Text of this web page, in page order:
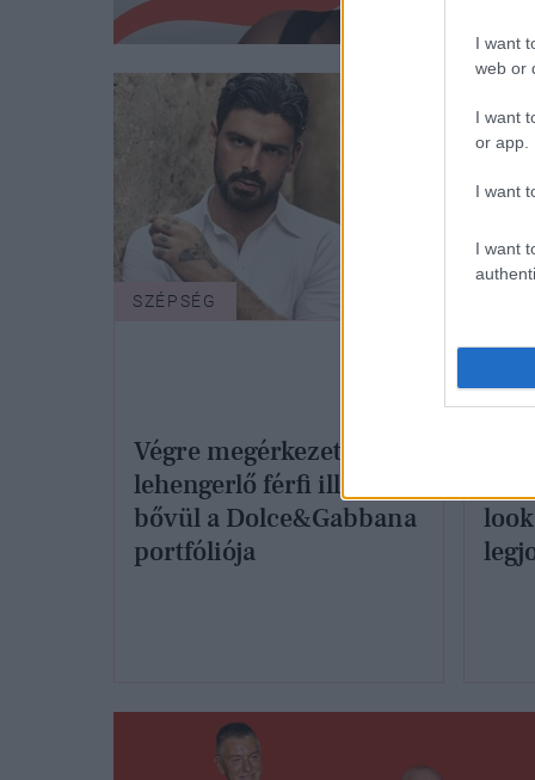
I want
web or
I want
or app.
I want
I want
SZÉPSÉG
Végre megérkezett! Új,
lehengerlő férfi illattal
bővül a Dolce&Gabbana
portfóliója